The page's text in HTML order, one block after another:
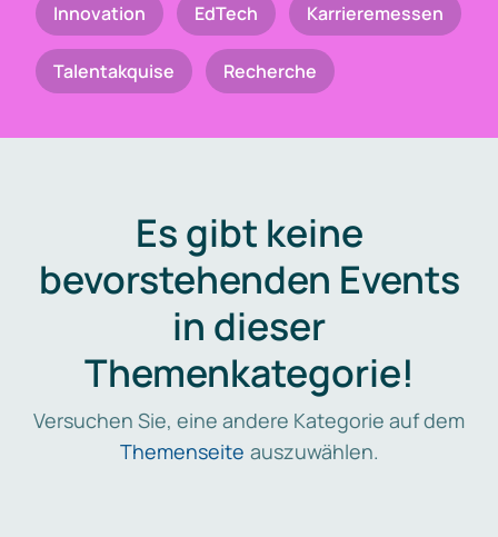
Innovation EdTech Karrieremessen
Talentakquise Recherche
Es gibt keine
bevorstehenden Events
in dieser
Themenkategorie!
Versuchen Sie, eine andere Kategorie auf dem
Themenseite auszuwählen.